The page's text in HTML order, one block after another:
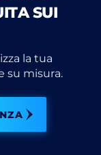
SUI
la tua
su misura.